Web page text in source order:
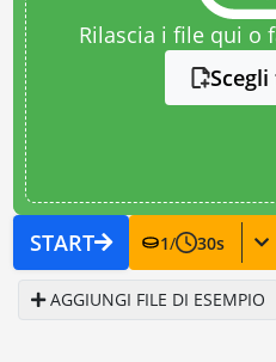
Rilascia i file qui o
START 1/ 30s
AGGIUNGI FILE DI ESEMPIO